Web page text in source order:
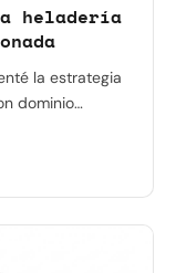
heladería
la estrategia
dominio